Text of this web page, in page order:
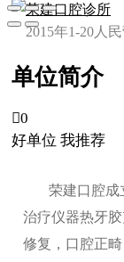
荣建口腔诊所
2015年1-20人
单位简介
0
好单位 我推荐
荣建口腔成
治疗仪器热牙
修复，口腔正